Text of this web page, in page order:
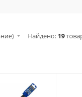
Найдено: 19